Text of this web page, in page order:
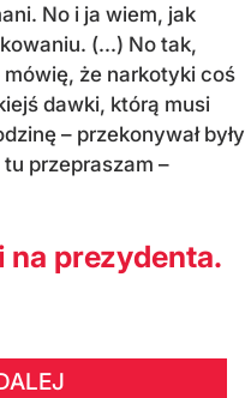
No i ja wiem, jak
(...) No tak,
że narkotyki coś
dawki, którą musi
– przekonywał były
przepraszam –
prezydenta.